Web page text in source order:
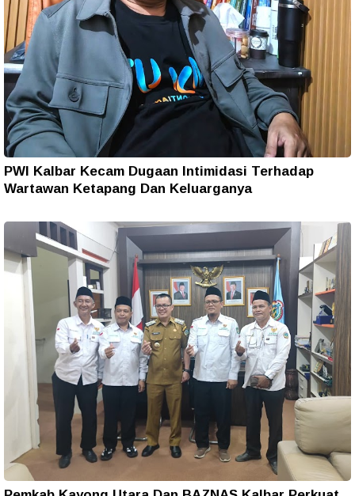
PWI Kalbar Kecam Dugaan Intimidasi Terhadap
Wartawan Ketapang Dan Keluarganya